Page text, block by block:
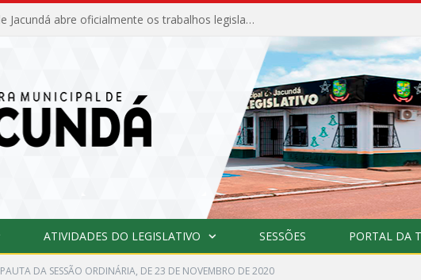
Câmara Municipal de Jacundá abre oficialmente os trabalhos legislativos de 2026
ATIVIDADES DO LEGISLATIVO SESSÕES PORTAL DA
PAUTA DA SESSÃO ORDINÁRIA, DE 23 DE NOVEMBRO DE 2020